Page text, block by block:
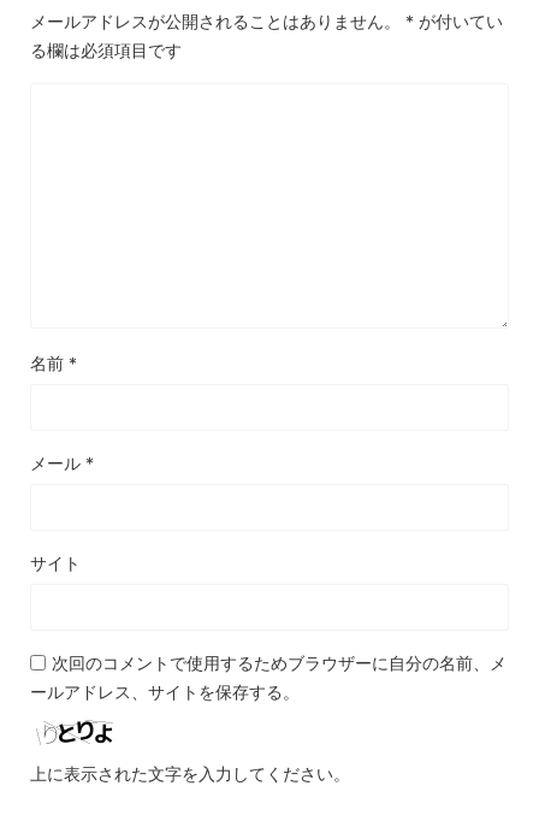
メールアドレスが公開されることはありません。 * が付いてい
る欄は必須項目です
名前 *
メール *
サイト
次回のコメントで使用するためブラウザーに自分の名前、メ
ールアドレス、サイトを保存する。
上に表示された文字を入力してください。